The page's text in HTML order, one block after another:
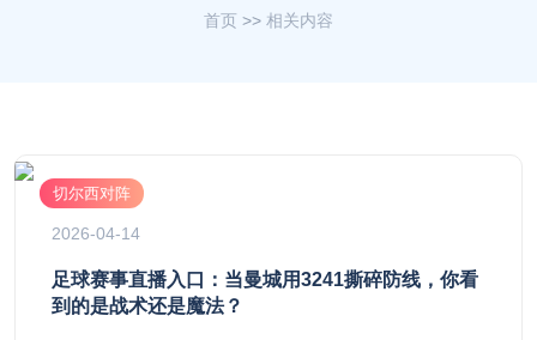
首页 >> 相关内容
切尔西对阵
2026-04-14
足球赛事直播入口：当曼城用3241撕碎防线，你看
到的是战术还是魔法？